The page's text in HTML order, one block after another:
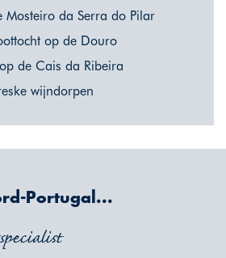
Mosteiro da Serra do Pilar
op de Douro
de Cais da Ribeira
wijndorpen
Portugal...